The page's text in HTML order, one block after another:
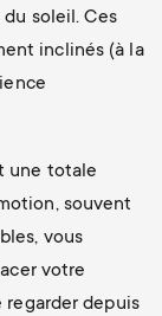
soleil. Ces
inclinés (à la
une totale
souvent
vous
votre
depuis